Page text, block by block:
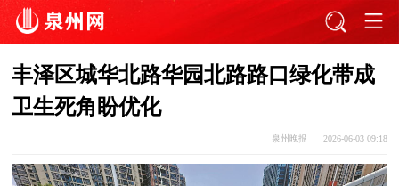
丰泽区城华北路华园北路路口绿化带成
卫生死角盼优化
泉州晚报 2026-06-03 09:18